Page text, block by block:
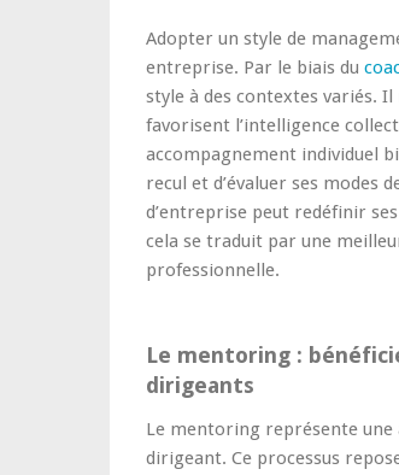
Adopter un style de
entreprise. Par le biais du
style à des contextes variés.
favorisent l’intelligence
accompagnement individuel
recul et d’évaluer ses modes
d’entreprise peut redéfinir
cela se traduit par une
professionnelle.
Le mentoring :
dirigeants
Le mentoring représente une
dirigeant. Ce processus